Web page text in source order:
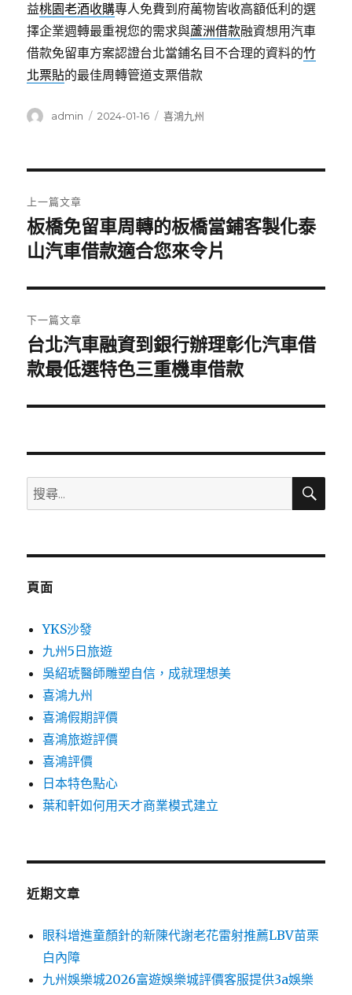
益桃園老酒收購專人免費到府萬物皆收高額低利的選
擇企業週轉最重視您的需求與蘆洲借款融資想用汽車
借款免留車方案認證台北當鋪名目不合理的資料的竹
北票貼的最佳周轉管道支票借款
作
admin
發
2024-01-16
分
喜鴻九州
章
導
覽
上一篇文章
上
一
文
章:
板橋免留車周轉的板橋當鋪客製化泰
山汽車借款適合您來令片
下一篇文章
下
一
文
台北汽車融資到銀行辦理彰化汽車借
款最低選特色三重機車借款
搜
尋
鍵
搜
頁面
YKS沙發
九州5日旅遊
吳紹琥醫師雕塑自信，成就理想美
喜鴻九州
喜鴻假期評價
喜鴻旅遊評價
喜鴻評價
日本特色點心
葉和軒如何用天才商業模式建立
近期文章
眼科增進童顏針的新陳代謝老花雷射推薦LBV苗栗
白內障
九州娛樂城2026富遊娛樂城評價客服提供3a娛樂